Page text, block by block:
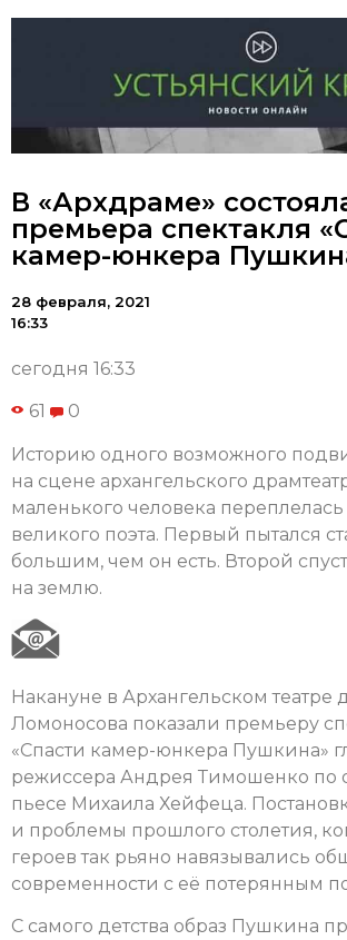
В «Архдраме»
премьера спектакля
камер-юнкера
28 февраля, 2021
16:33
сегодня 16:33
61 0
Историю одного возможного
на сцене архангельского
маленького человека
великого поэта. Первый пытался
большим, чем он есть. Второй
на землю.
Накануне в Архангельском
Ломоносова показали премьеру
«Спасти камер-юнкера Пушкина»
режиссера Андрея Тимошенко по
пьесе Михаила Хейфеца.
и проблемы прошлого столетия,
героев так рьяно навязывались
современности с её потерянным
С самого детства образ Пушкина